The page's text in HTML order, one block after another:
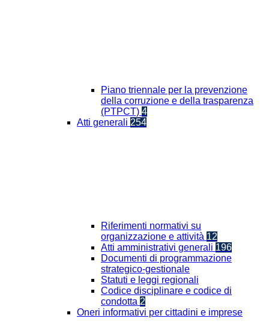
Piano triennale per la prevenzione
della corruzione e della trasparenza
(PTPCT) 4
Atti generali 254
Riferimenti normativi su
organizzazione e attività 12
Atti amministrativi generali 196
Documenti di programmazione
strategico-gestionale
Statuti e leggi regionali
Codice disciplinare e codice di
condotta 2
Oneri informativi per cittadini e imprese